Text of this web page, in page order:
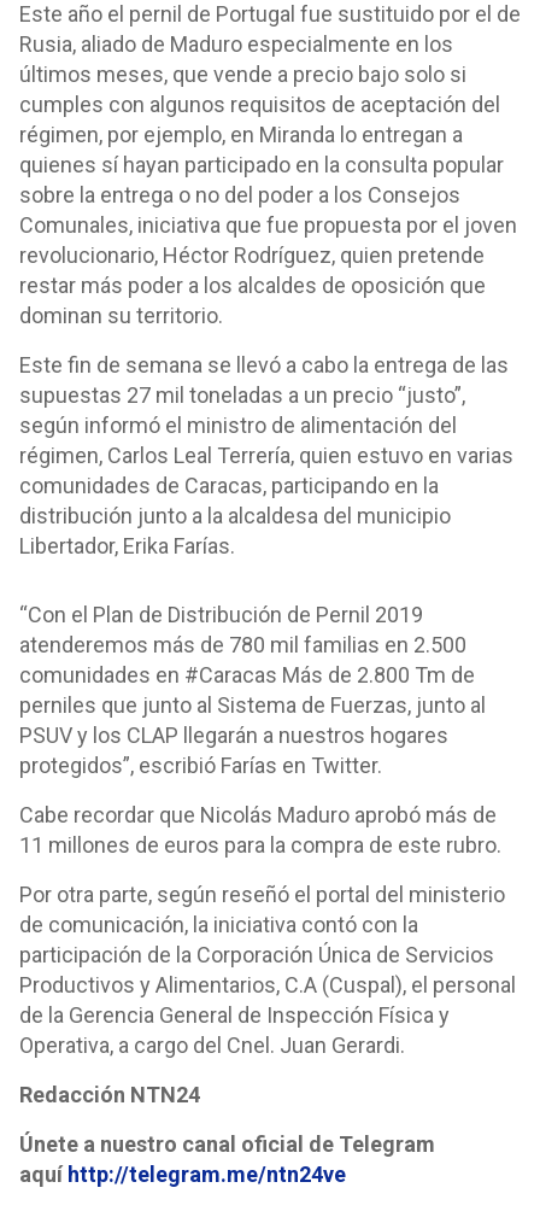
Este año el pernil de Portugal fue sustituido por el de
Rusia, aliado de Maduro especialmente en los
últimos meses, que vende a precio bajo solo si
cumples con algunos requisitos de aceptación del
régimen, por ejemplo, en Miranda lo entregan a
quienes sí hayan participado en la consulta popular
sobre la entrega o no del poder a los Consejos
Comunales, iniciativa que fue propuesta por el joven
revolucionario, Héctor Rodríguez, quien pretende
restar más poder a los alcaldes de oposición que
dominan su territorio.
Este fin de semana se llevó a cabo la entrega de las
supuestas 27 mil toneladas a un precio “justo”,
según informó el ministro de alimentación del
régimen, Carlos Leal Terrería, quien estuvo en varias
comunidades de Caracas, participando en la
distribución junto a la alcaldesa del municipio
Libertador, Erika Farías.
“Con el Plan de Distribución de Pernil 2019
atenderemos más de 780 mil familias en 2.500
comunidades en #Caracas Más de 2.800 Tm de
perniles que junto al Sistema de Fuerzas, junto al
PSUV y los CLAP llegarán a nuestros hogares
protegidos”, escribió Farías en Twitter.
Cabe recordar que Nicolás Maduro aprobó más de
11 millones de euros para la compra de este rubro.
Por otra parte, según reseñó el portal del ministerio
de comunicación, la iniciativa contó con la
participación de la Corporación Única de Servicios
Productivos y Alimentarios, C.A (Cuspal), el personal
de la Gerencia General de Inspección Física y
Operativa, a cargo del Cnel. Juan Gerardi.
Redacción NTN24
Únete a nuestro canal oficial de Telegram
aquí http://telegram.me/ntn24ve